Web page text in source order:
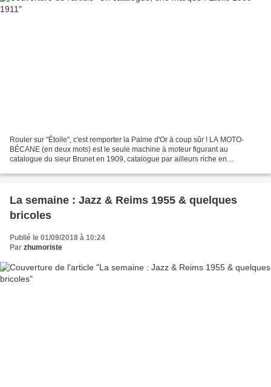
Rouler sur "Étoile", c'est remporter la Palme d'Or à coup sûr ! LA MOTO-
BÉCANE (en deux mots) est le seule machine à moteur figurant au
catalogue du sieur Brunet en 1909, catalogue par ailleurs riche en
La semaine : Jazz & Reims 1955 & quelques
bricoles
Publié le 01/09/2018 à 10:24
Par zhumoriste